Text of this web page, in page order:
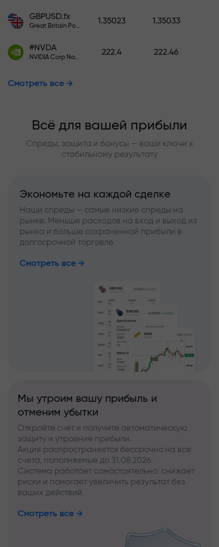
GBPUSD.fx
Great Britain Pound vs US Dollar
1.35023 1.35033
#NVDA
NVIDIA Corp Nasdaq Stock Exchange (Nasdaq) USD
222.4 222.46
Смотреть все
Всё для вашей прибыли
Спреды, защита и бонусы — ваши ключи к
стабильному результату
Экономьте на каждой сделке
Наши спреды — самые низкие спреды на
рынке. Меньше расходов на вход и выход из
рынка и больше сохраненной прибыли в
долгосрочной торговле
Смотреть все
Мы утроим вашу прибыль и
отменим убытки
Откройте счет и получите автоматическую
защиту и утроение прибыли.
Акция распространяется бессрочно на все
счета, пополняемые до 31.08.2026.
Система работает самостоятельно: снижает
риски и помогает увеличить результат без
ваших действий.
Смотреть все